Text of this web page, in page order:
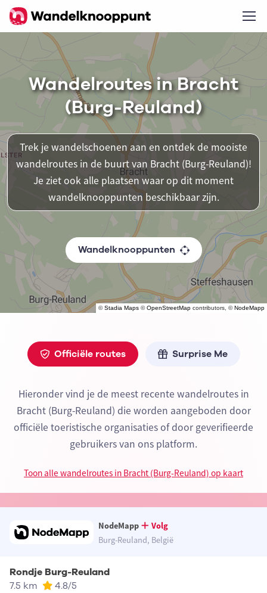
©Stadia Maps ©OpenStreetMap contributors, ©NodeMapp
Wandelroutes in Bracht
(Burg-Reuland)
Trek je wandelschoenen aan en ontdek de mooiste
wandelroutes in de buurt van Bracht (Burg-Reuland)!
Je ziet ook alle plaatsen waar op dit moment
wandelknooppunten beschikbaar zijn.
Wandelknooppunten
Officiële routes Surprise Me
Hieronder vind je de meest recente wandelroutes in
Bracht (Burg-Reuland) die worden aangeboden door
officiële toeristische organisaties of door geverifieerde
gebruikers van ons platform.
Toon alle wandelroutes in Bracht (Burg-Reuland) op kaart
NodeMapp
Volg
Burg-Reuland, België
Rondje Burg-Reuland
7.5 km 4.8/5